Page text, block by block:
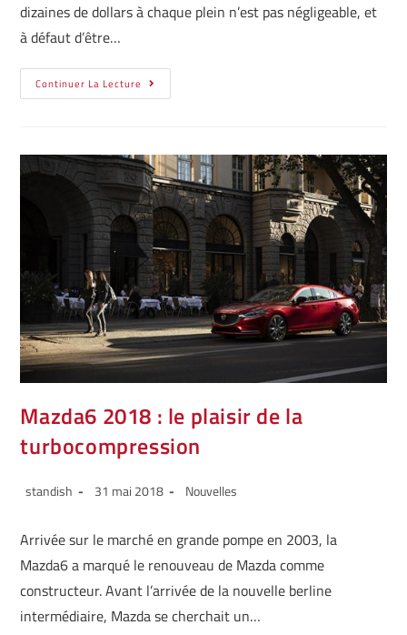
dizaines de dollars à chaque plein n’est pas négligeable, et
à défaut d’être…
Continuer La Lecture
Mazda6 2018 : le plaisir de la
turbocompression
standish 31 mai 2018 Nouvelles
Arrivée sur le marché en grande pompe en 2003, la
Mazda6 a marqué le renouveau de Mazda comme
constructeur. Avant l’arrivée de la nouvelle berline
intermédiaire, Mazda se cherchait un…